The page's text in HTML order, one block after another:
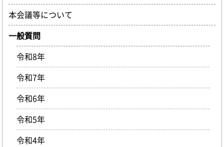
本会議等について
一般質問
令和8年
令和7年
令和6年
令和5年
令和4年